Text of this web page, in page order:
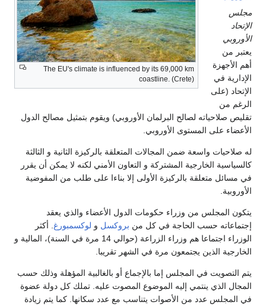
The EU's climate is influenced by its 69,000 km
coastline. (Crete)
مجلس
الإتحاد
الأوروبي
يعتبر من
أهم الأجهزة
الإدارية في
الإتحاد (على
الرغم من
تقليص صلاحياته لصالح البرلمان الأوروبي) ويقوم بتمثيل مصالح الدول
الأعضاء على المستوى الأوروبي.
له صلاحيات واسعة ضمن المجالات المتعلقة بالركيزة الثانية و الثالثة
كالسياسية الخارجية المشتركة و التعاون الأمني لكنه لا يمكن أن يقرر
في مسائل متعلقة بالركيزة الأولى إلا بناءا على طلب من المفوضية
الأوروبية.
يتكون المجلس من وزراء حكومات الدول الأعضاء والذي يعقد
إجتماعاته حسب الحاجة في كل من بروكسل و لوكسمبورغ . أكثر
الوزراء اجتماعا هم وزراء الزراعة (حوالي 14 مرة في السنة)، المالية و
الخارجية الذين يجتمعون مرة في الشهر تقريبا.
يتم التصويت في المجلس إما بالإجماع أو بالغالبية المؤهلة وذلك حسب
المجال الذي ينتمي إليه الموضوع المصوت عليه. تملك كل دولة عضوة
في المجلس عدد من الأصوات يتناسب مع عدد سكانها. كما يتم زيادة